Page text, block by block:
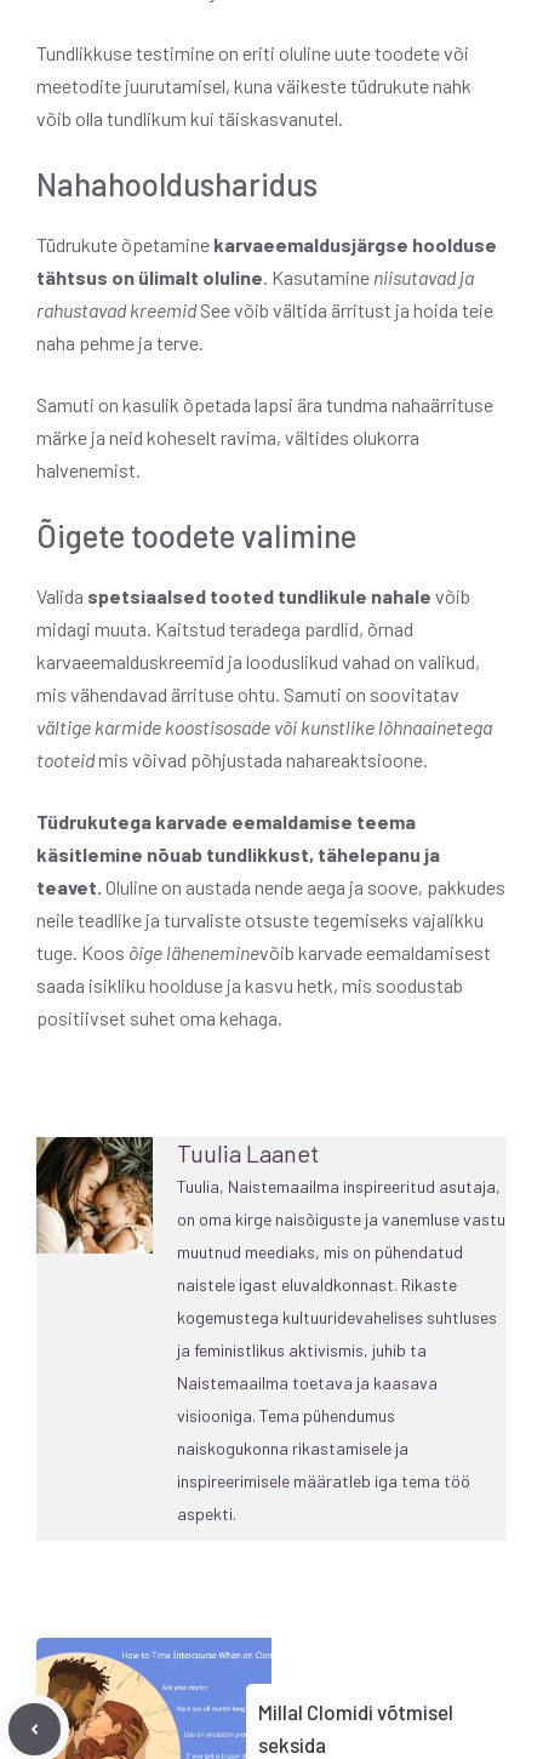
Tundlikkuse testimine on eriti oluline uute toodete või
meetodite juurutamisel, kuna väikeste tüdrukute nahk
võib olla tundlikum kui täiskasvanutel.
Nahahooldusharidus
Tüdrukute õpetamine karvaeemaldusjärgse hoolduse
tähtsus on ülimalt oluline . Kasutamine niisutavad ja
rahustavad kreemidSee võib vältida ärritust ja hoida teie
naha pehme ja terve.
Samuti on kasulik õpetada lapsi ära tundma nahaärrituse
märke ja neid koheselt ravima, vältides olukorra
halvenemist.
Õigete toodete valimine
Valida spetsiaalsed tooted tundlikule nahale võib
midagi muuta. Kaitstud teradega pardlid, õrnad
karvaeemalduskreemid ja looduslikud vahad on valikud,
mis vähendavad ärrituse ohtu. Samuti on soovitatav
vältige karmide koostisosade või kunstlike lõhnaainetega
tooteidmis võivad põhjustada nahareaktsioone.
Tüdrukutega karvade eemaldamise teema
käsitlemine nõuab tundlikkust, tähelepanu ja
teavet. Oluline on austada nende aega ja soove, pakkudes
neile teadlike ja turvaliste otsuste tegemiseks vajalikku
tuge. Koos õige läheneminevõib karvade eemaldamisest
saada isikliku hoolduse ja kasvu hetk, mis soodustab
positiivset suhet oma kehaga.
Tuulia Laanet
Tuulia, Naistemaailma inspireeritud asutaja,
on oma kirge naisõiguste ja vanemluse vastu
muutnud meediaks, mis on pühendatud
naistele igast eluvaldkonnast. Rikaste
kogemustega kultuuridevahelises suhtluses
ja feministlikus aktivismis, juhib ta
Naistemaailma toetava ja kaasava
visiooniga. Tema pühendumus
naiskogukonna rikastamisele ja
inspireerimisele määratleb iga tema töö
aspekti.
Millal Clomidi võtmisel
seksida